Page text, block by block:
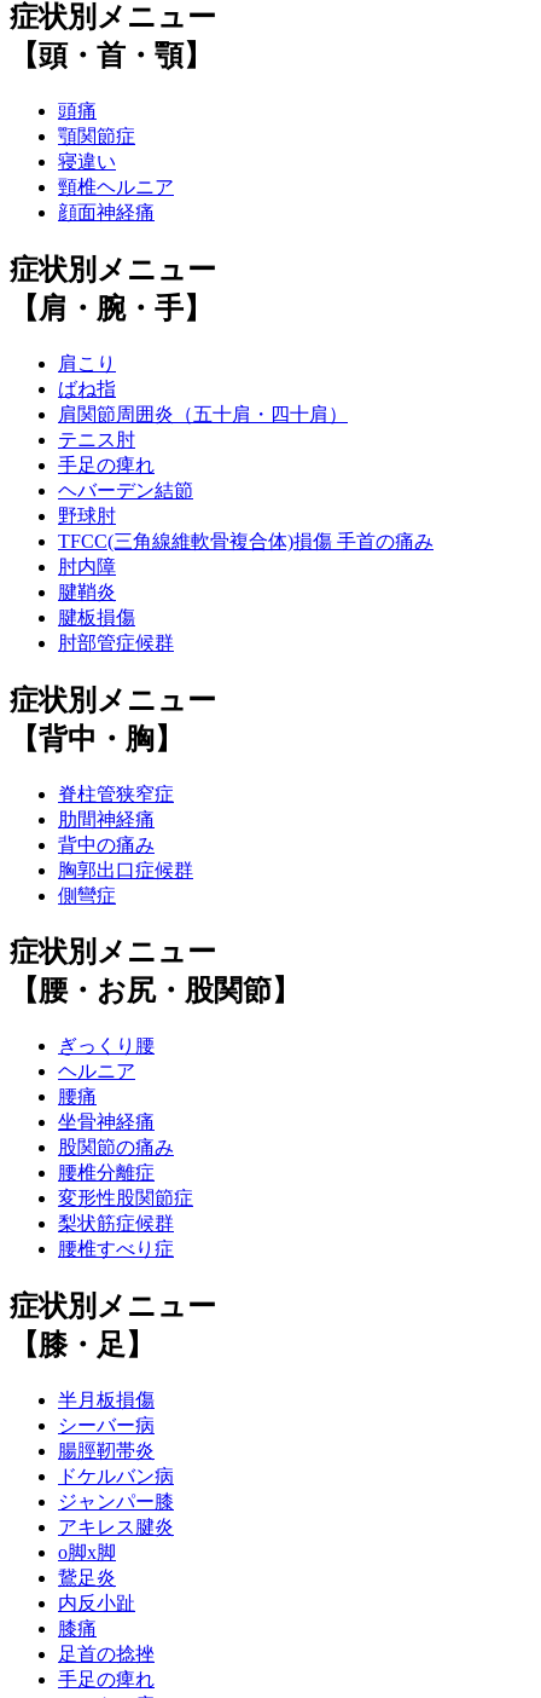
症状別メニュー
【頭・首・顎】
頭痛
顎関節症
寝違い
頸椎ヘルニア
顔面神経痛
症状別メニュー
【肩・腕・手】
肩こり
ばね指
肩関節周囲炎（五十肩・四十肩）
テニス肘
手足の痺れ
ヘバーデン結節
野球肘
TFCC(三角線維軟骨複合体)損傷 手首の痛み
肘内障
腱鞘炎
腱板損傷
肘部管症候群
症状別メニュー
【背中・胸】
脊柱管狭窄症
肋間神経痛
背中の痛み
胸郭出口症候群
側彎症
症状別メニュー
【腰・お尻・股関節】
ぎっくり腰
ヘルニア
腰痛
坐骨神経痛
股関節の痛み
腰椎分離症
変形性股関節症
梨状筋症候群
腰椎すべり症
症状別メニュー
【膝・足】
半月板損傷
シーバー病
腸脛靭帯炎
ドケルバン病
ジャンパー膝
アキレス腱炎
o脚x脚
鵞足炎
内反小趾
膝痛
足首の捻挫
手足の痺れ